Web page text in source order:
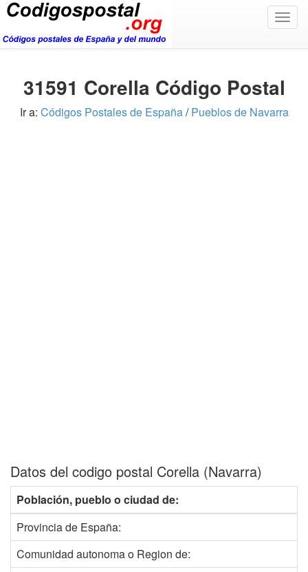
31591 Corella Código Postal
Ir a: Códigos Postales de España/Pueblos de Navarra
Datos del codigo postal Corella (Navarra)
Población, pueblo o ciudad de:
Provincia de España:
Comunidad autonoma o Region de: